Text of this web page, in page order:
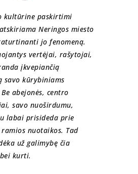
kultūrine paskirtimi
Neringos miesto
jo fenomeną.
vertėjai, rašytojai,
įkvepiančią
savo kūrybiniams
abejonės, centro
savo nuoširdumu,
labai prisideda prie
nuotaikos. Tad
už galimybę čia
kurti.